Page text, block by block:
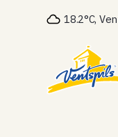
18.2°C,